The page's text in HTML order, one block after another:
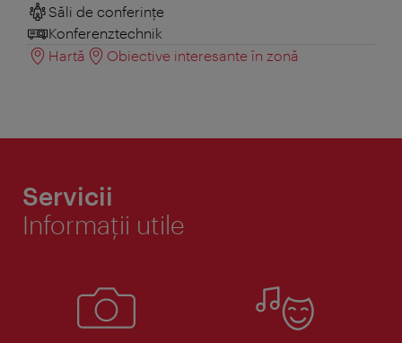
Săli de conferințe
Konferenztechnik
Hartă
Obiective interesante în zonă
Servicii
Informaţii utile